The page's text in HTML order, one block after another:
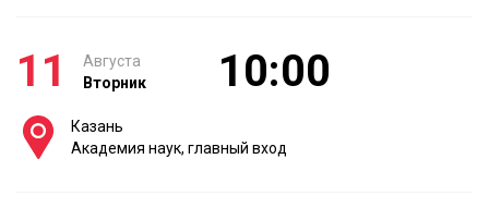
11
Августа
Вторник
10:00
Казань
Академия наук, главный вход